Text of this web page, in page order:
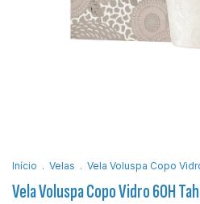
Início . Velas . Vela Voluspa Copo
Vela Voluspa Copo Vidro 60H